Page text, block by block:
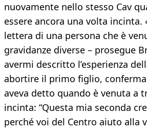
nuovamente nello stesso Cav
essere ancora una volta incinta.
lettera di una persona che è
gravidanze diverse – prosegue
avermi descritto l’esperienza
abortire il primo figlio,
aveva detto quando è venuta a
incinta: “Questa mia seconda
perché voi del Centro aiuto alla